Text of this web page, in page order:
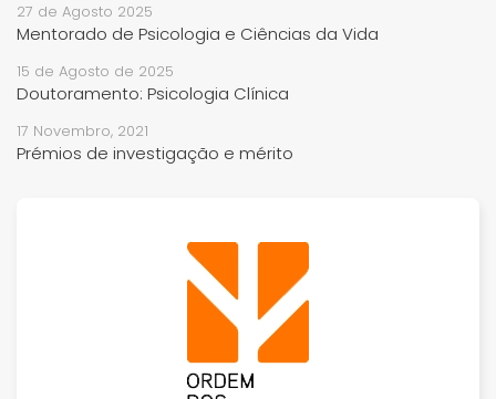
27 de Agosto 2025
Mentorado de Psicologia e Ciências da Vida
15 de Agosto de 2025
Doutoramento: Psicologia Clínica
17 Novembro, 2021
Prémios de investigação e mérito